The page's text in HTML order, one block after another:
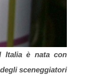
Italia è nata con
sceneggiatori